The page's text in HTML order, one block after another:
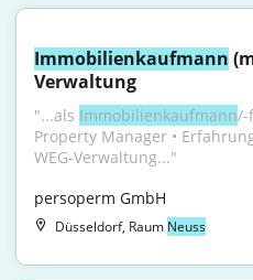
Immobilienkaufmann
Verwaltung
"...als Immobilienkaufmann/-
Property Manager •
WEG-Verwaltung..."
persoperm GmbH
Düsseldorf, Raum Neuss